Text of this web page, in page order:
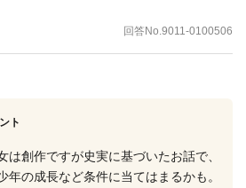
回答No.9011-0100506
ト
は創作ですが史実に基づいたお話で、
年の成長など条件に当てはまるかも。